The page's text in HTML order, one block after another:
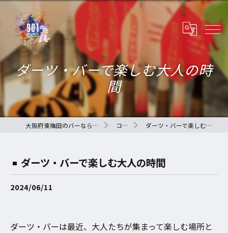
ダーツ・バーで楽しむ大人の時
間
大阪府東梅田のバーなら901-QLAY- コラム ダーツ・バーで楽しむ大人の時間
ダーツ・バーで楽しむ大人の時間
2024/06/11
ダーツ・バーは最近、大人たちが集まって楽しむ場所と